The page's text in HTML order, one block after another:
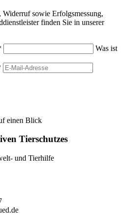
sowie Erfolgsmessung,
finden Sie in unserer
Was ist
einen Blick
Tierschutzes
und Tierhilfe